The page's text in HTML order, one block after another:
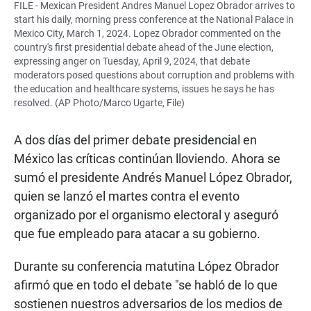
FILE - Mexican President Andres Manuel Lopez Obrador arrives to
start his daily, morning press conference at the National Palace in
Mexico City, March 1, 2024. Lopez Obrador commented on the
country's first presidential debate ahead of the June election,
expressing anger on Tuesday, April 9, 2024, that debate
moderators posed questions about corruption and problems with
the education and healthcare systems, issues he says he has
resolved. (AP Photo/Marco Ugarte, File)
A dos días del primer debate presidencial en
México las críticas continúan lloviendo. Ahora se
sumó el presidente Andrés Manuel López Obrador,
quien se lanzó el martes contra el evento
organizado por el organismo electoral y aseguró
que fue empleado para atacar a su gobierno.
Durante su conferencia matutina López Obrador
afirmó que en todo el debate "se habló de lo que
sostienen nuestros adversarios de los medios de